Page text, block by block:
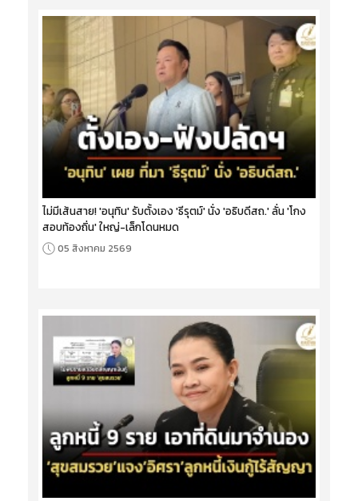
ไม่มีเส้นสาย! 'อนุทิน' รับตั้งเอง 'ธีรุตม์' นั่ง 'อธิบดีสถ.' ลั่น 'โกง
สอบท้องถิ่น' ใหญ่-เล็กโดนหมด
05 สิงหาคม 2569